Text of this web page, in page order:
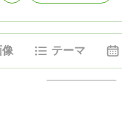
像 テーマ